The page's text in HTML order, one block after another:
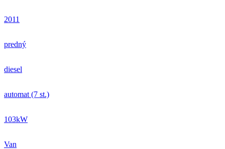
2011
predný
diesel
automat (7 st.)
103kW
Van